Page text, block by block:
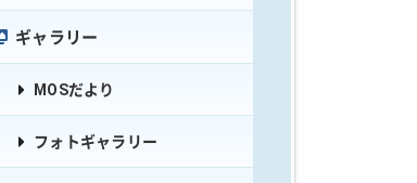
ギャラリー
MOSだより
フォトギャラリー